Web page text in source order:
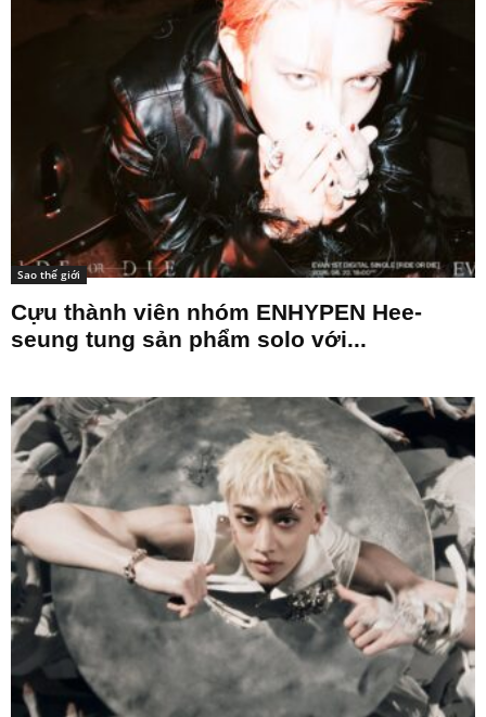
Sao thế giới
Cựu thành viên nhóm ENHYPEN Hee-
seung tung sản phẩm solo với...